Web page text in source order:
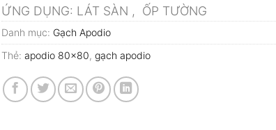
ỨNG DỤNG: LÁT SÀN , ỐP TƯỜNG
Danh mục: Gạch Apodio
Thẻ:apodio 80x80,gạch apodio